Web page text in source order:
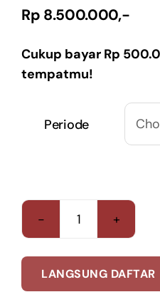
Rp 8.500.000,-
Cukup bayar Rp
tempatmu!
Periode
CRUISE
-
PROGRAM
LANGSUNG DAFTAR